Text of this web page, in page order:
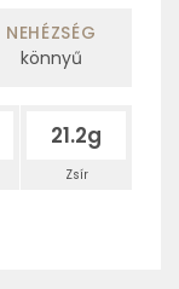
NEHÉZSÉG
könnyű
21.2g
Zsír